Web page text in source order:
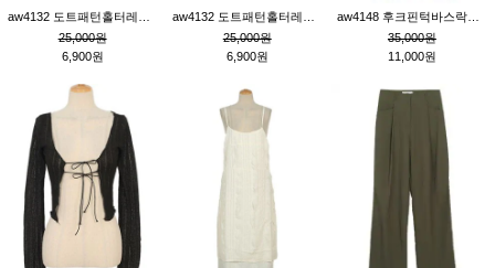
25,000원
6,900원
25,000원
6,900원
35,000원
11,000원